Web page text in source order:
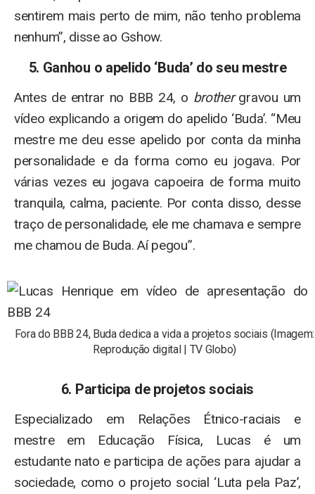
sentirem mais perto de mim, não tenho problema
nenhum”, disse ao Gshow.
5. Ganhou o apelido ‘Buda’ do seu mestre
Antes de entrar no BBB 24, o brothergravou um
vídeo explicando a origem do apelido ‘Buda’. “Meu
mestre me deu esse apelido por conta da minha
personalidade e da forma como eu jogava. Por
várias vezes eu jogava capoeira de forma muito
tranquila, calma, paciente. Por conta disso, desse
traço de personalidade, ele me chamava e sempre
me chamou de Buda. Aí pegou”.
Fora do BBB 24, Buda dedica a vida a projetos sociais (Imagem:
Reprodução digital | TV Globo)
6. Participa de projetos sociais
Especializado em Relações Étnico-raciais e
mestre em Educação Física, Lucas é um
estudante nato e participa de ações para ajudar a
sociedade, como o projeto social ‘Luta pela Paz’,